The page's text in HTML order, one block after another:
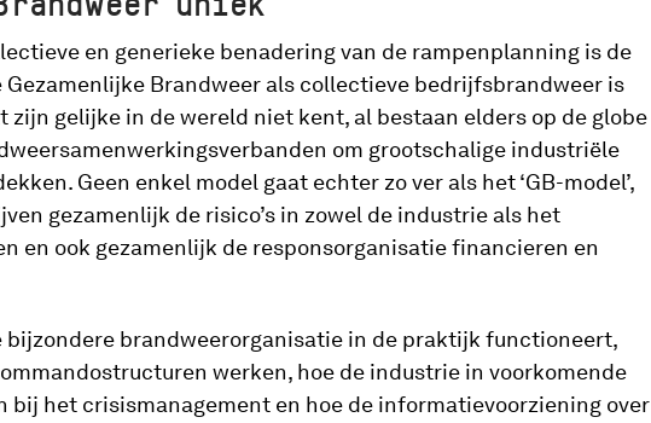
en generieke benadering van de rampenplanning is de
Gezamenlijke Brandweer als collectieve bedrijfsbrandweer is
zijn gelijke in de wereld niet kent, al bestaan elders op de globe
om grootschalige industriële
Geen enkel model gaat echter zo ver als het ‘GB-model’,
gezamenlijk de risico’s in zowel de industrie als het
en ook gezamenlijk de responsorganisatie financieren en
bijzondere brandweerorganisatie in de praktijk functioneert,
werken, hoe de industrie in voorkomende
bij het crisismanagement en hoe de informatievoorziening over